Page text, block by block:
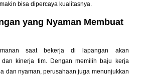
bisa dipercaya kualitasnya.
yang Nyaman Membuat
saat bekerja di lapangan akan
dan kinerja tim. Dengan memilih baju kerja
dan nyaman, perusahaan juga menunjukkan